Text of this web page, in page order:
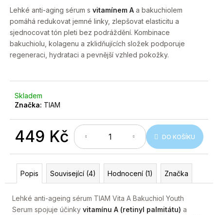
produktu
je
5,0
5
hvězdiček.
Lehké anti-aging sérum s vitamínem A a bakuchiolem
pomáhá redukovat jemné linky, zlepšovat elasticitu a
sjednocovat tón pleti bez podráždění. Kombinace
bakuchiolu, kolagenu a zklidňujících složek podporuje
regeneraci, hydrataci a pevnější vzhled pokožky.
Skladem
Značka: TIAM
449 Kč DO KOŠÍKU
Popis Související (4) Hodnocení (1) Značka
Lehké anti-ageing sérum TIAM Vita A Bakuchiol Youth
Serum spojuje účinky vitamínu A (retinyl palmitátu) a
p
o
r
u
č
u
e
m
e